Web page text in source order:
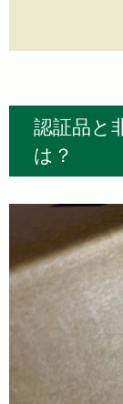
認証品と
は？